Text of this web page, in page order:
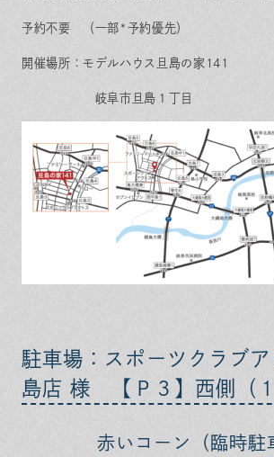
予約不要 （一部*予約優先）
開催場所：モデルハウス旦島の家141
岐阜市旦島１丁目
駐車場：スポーツクラブ
島店 様 【Ｐ３】 西側（
赤いコーン（ 臨時駐